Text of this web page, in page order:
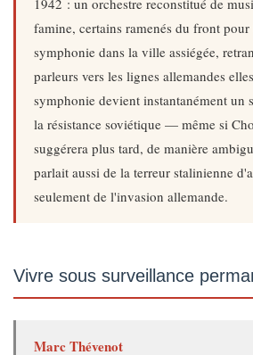
1942 : un orchestre reconstitué de
famine, certains ramenés du front
symphonie dans la ville assiégée,
parleurs vers les lignes allemandes
symphonie devient instantanément un
la résistance soviétique — même si
suggérera plus tard, de manière
parlait aussi de la terreur stalinienne
seulement de l'invasion allemande.
Vivre sous surveillance
Marc Thévenot